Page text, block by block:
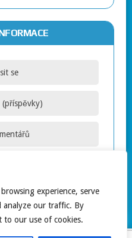
experience, serve
analyze our traffic. By
to our use of cookies.
se
(příspěvky)